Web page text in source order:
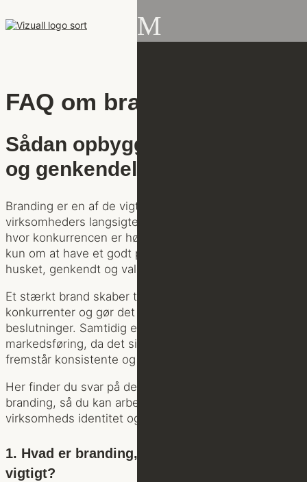
M
FAQ om branding
Sådan opbygger du et stærkt
og genkendeligt brand
Branding er en af de vigtigste faktorer for
virksomheders langsigtede succes. I en digital verden,
hvor konkurrencen er høj, handler det ikke længere
kun om at have et godt produkt – men om at blive
husket, genkendt og valgt.
Et stærkt brand skaber tillid, differentierer dig fra
konkurrenter og gør det lettere for kunder at træffe
beslutninger. Samtidig er branding fundamentet for al
markedsføring, da det sikrer, at dine budskaber
fremstår konsistente og troværdige.
Her finder du svar på de mest centrale spørgsmål om
branding, så du kan arbejde strategisk med din
virksomheds identitet og vækst.
1. Hvad er branding, og hvorfor er det
vigtigt?